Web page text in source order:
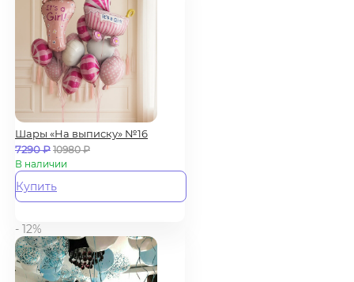
Шары «На выписку» №16
7290₽ 10980₽
В наличии
Купить
- 12%